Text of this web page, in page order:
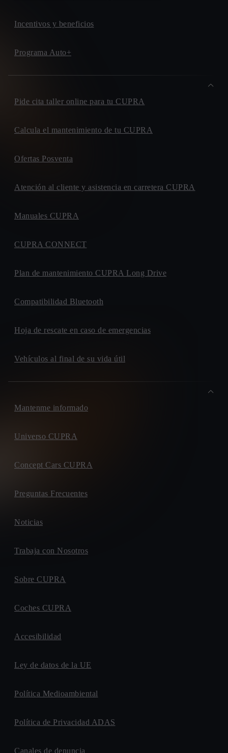
Incentivos y beneficios
Programa Auto+
Pide cita taller online para tu CUPRA
Calcula el mantenimiento de tu CUPRA
Ofertas Posventa
Atención al cliente y asistencia en carretera CUPRA
Manuales CUPRA
CUPRA CONNECT
Plan de mantenimiento CUPRA Long Drive
Compatibilidad Bluetooth
Hoja de rescate en caso de emergencias
Vehículos al final de su vida útil
Mantenme informado
Universo CUPRA
Concept Cars CUPRA
Preguntas Frecuentes
Noticias
Trabaja con Nosotros
Sobre CUPRA
Coches CUPRA
Accesibilidad
Ley de datos de la UE
Política Medioambiental
Política de Privacidad ADAS
Canales de denuncia